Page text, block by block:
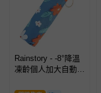
Rainstory - -8°降溫
凍齡個人加大自動